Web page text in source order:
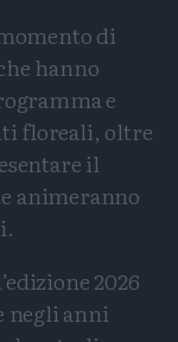
di
hanno
e
floreali, oltre
il
animeranno
2026
negli anni